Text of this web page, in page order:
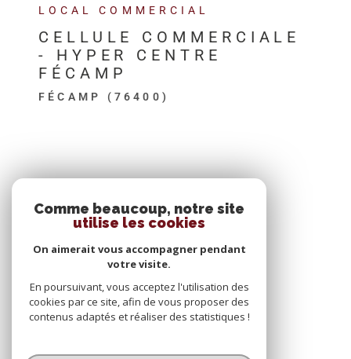
LOCAL COMMERCIAL
CELLULE COMMERCIALE
- HYPER CENTRE
FÉCAMP
FÉCAMP (76400)
Comme beaucoup, notre site
utilise les cookies
On aimerait vous accompagner pendant
votre visite.
En poursuivant, vous acceptez l'utilisation des
cookies par ce site, afin de vous proposer des
contenus adaptés et réaliser des statistiques !